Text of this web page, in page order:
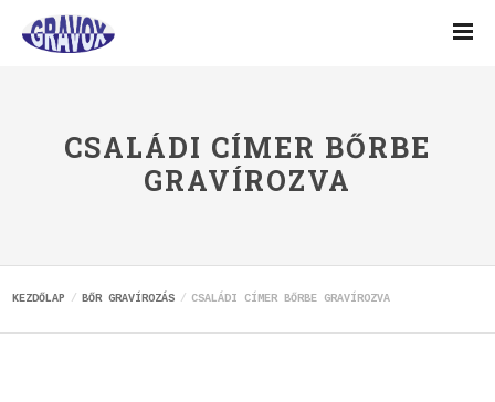
CSALÁDI CÍMER BŐRBE
GRAVÍROZVA
KEZDŐLAP BŐR GRAVÍROZÁS CSALÁDI CÍMER BŐRBE GRAVÍROZVA